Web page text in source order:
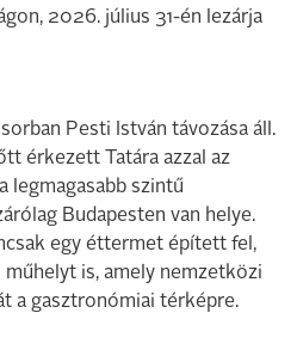
2026. július 31-én lezárja
Pesti István távozása áll.
érkezett Tatára azzal az
legmagasabb szintű
Budapesten van helye.
egy éttermet épített fel,
műhelyt is, amely nemzetközi
a gasztronómiai térképre.